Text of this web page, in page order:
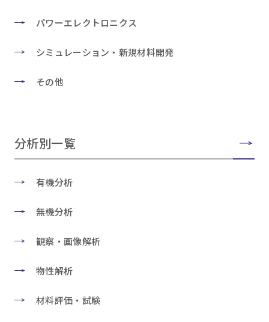
パワーエレクトロニクス
シミュレーション・新規材料開発
その他
分析別一覧
有機分析
無機分析
観察・画像解析
物性解析
材料評価・試験